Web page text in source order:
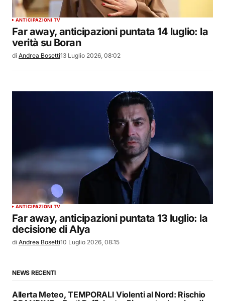
ANTICIPAZIONI TV
Far away, anticipazioni puntata 14 luglio: la
verità su Boran
di Andrea Bosetti13 Luglio 2026, 08:02
ANTICIPAZIONI TV
Far away, anticipazioni puntata 13 luglio: la
decisione di Alya
di Andrea Bosetti10 Luglio 2026, 08:15
NEWS RECENTI
Allerta Meteo, TEMPORALI Violenti al Nord: Rischio